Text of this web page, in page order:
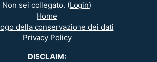
Non sei collegato. (Login)
Home
della conservazione dei dati
Privacy Policy
DISCLAIM: